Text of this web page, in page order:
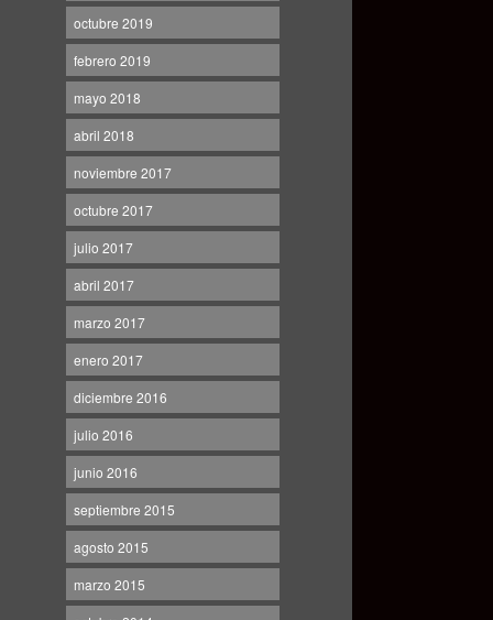
octubre 2019
febrero 2019
mayo 2018
abril 2018
noviembre 2017
octubre 2017
julio 2017
abril 2017
marzo 2017
enero 2017
diciembre 2016
julio 2016
junio 2016
septiembre 2015
agosto 2015
marzo 2015